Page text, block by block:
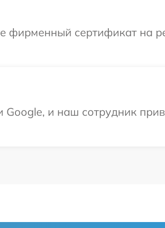
фирменный сертификат на
и наш сотрудник